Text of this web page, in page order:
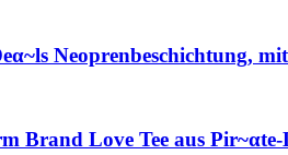
Neoprenbeschichtung,
Brand Love Tee aus